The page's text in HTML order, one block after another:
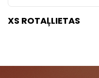
XS ROTAĻLIETAS